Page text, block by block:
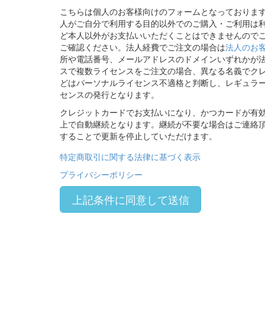
こちらは個人のお客様向けのフォームとなっており
人がご自分で利用する目的以外でのご購入・ご利用
ど本人以外がお支払いいただくことはできませんので
ご確認ください。法人経費でご注文の場合は法人のお
所や電話番号、メールアドレスのドメインいずれかが
スで複数ライセンスをご注文の場合、異なる名義でク
どはパーソナルライセンス不適格と判断し、レギュ
センスの発行となります。
クレジットカードでお支払いになり、かつカードが有
上で自動継続となります。継続が不要な場合はご連絡
することで更新を停止していただけます。
特定商取引に関する法律に基づく表示
プライバシーポリシー
上記条件に同意して送信